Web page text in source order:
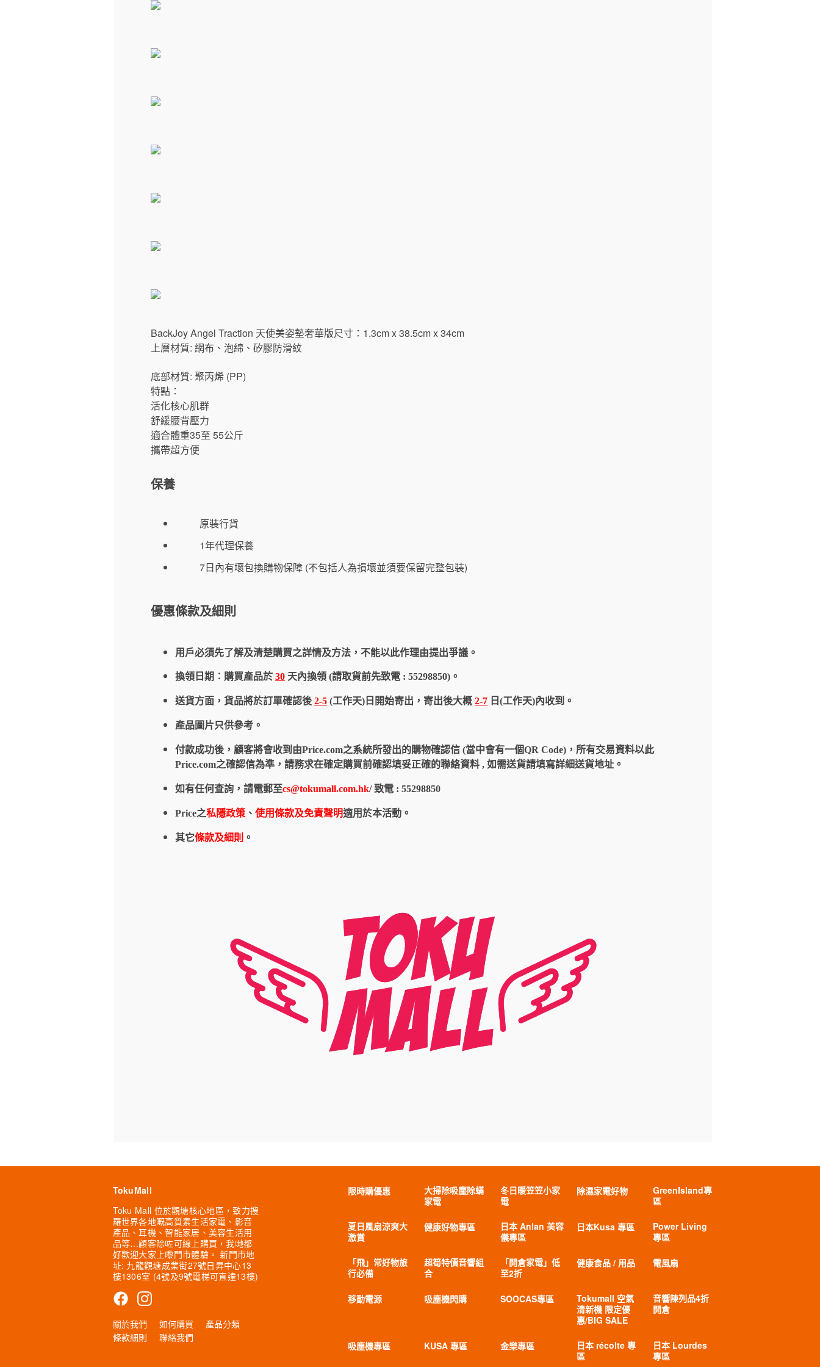
BackJoy Angel Traction 天使美姿墊奢華版尺寸：1.3cm x 38.5cm x 34cm
上層材質: 網布、泡綿、矽膠防滑紋
底部材質: 聚丙烯 (PP)
特點：
活化核心肌群
舒緩腰背壓力
適合體重35至 55公斤
攜帶超方便
保養
原裝行貨
1年代理保養
7日內有壞包換購物保障 (不包括人為損壞並須要保留完整包裝)
優惠條款及細則
用戶必須先了解及清楚購買之詳情及方法，不能以此作理由提出爭議。
換領日期︰購買產品於 30 天內換領 (請取貨前先致電 : 55298850)。
送貨方面，貨品將於訂單確認後 2-5 (工作天)日開始寄出，寄出後大概 2-7 日(工作天)內收到。
產品圖片只供參考。
付款成功後，顧客將會收到由Price.com之系統所發出的購物確認信 (當中會有一個QR Code)，所有交易資料以此
Price.com之確認信為準，請務求在確定購買前確認填妥正確的聯絡資料 , 如需送貨請填寫詳細送貨地址。
如有任何查詢，請電郵至cs@tokumall.com.hk/ 致電 : 55298850
Price之私隱政策 、 使用條款及免責聲明適用於本活動。
其它條款及細則 。
TokuMall
Toku Mall 位於觀塘核心地區，致力搜
羅世界各地嘅高質素生活家電、影音
產品、耳機、智能家居、美容生活用
品等…顧客除咗可線上購買，我哋都
好歡迎大家上嚟門市體驗。 新門市地
址: 九龍觀塘成業街27號日昇中心13
樓1306室 (4號及9號電梯可直達13樓)
關於我們 如何購買
產品分類
條款細則
聯絡我們
限時購優惠
大掃除吸塵除蟎
家電
冬日暖笠笠小家
電
除濕家電好物
GreenIsland專
區
夏日風扇涼爽大
激賞
健康好物專區
日本 Anlan 美容
儀專區
日本Kusa 專區
Power Living
專區
「飛」常好物旅
行必備
超筍特價音響組
合
「開倉家電」低
至2折
健康食品 / 用品 電風扇
移動電源 吸塵機閃購 SOOCAS專區
Tokumall 空氣
清新機 限定優
惠/BIG SALE
音響陳列品4折
開倉
吸塵機專區 KUSA 專區 金樂專區
日本 récolte 專
區
日本 Lourdes
專區